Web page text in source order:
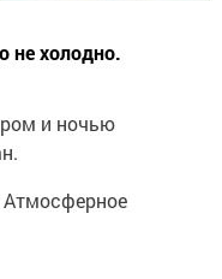
не холодно.
и ночью